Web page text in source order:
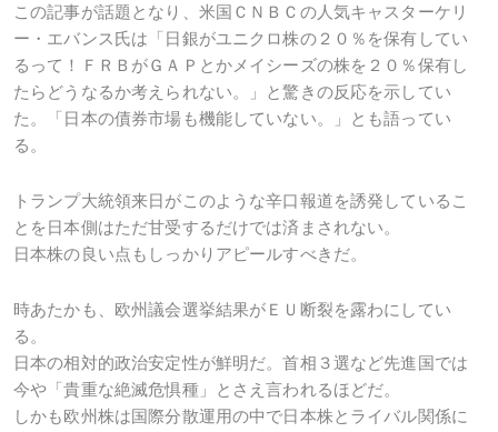
この記事が話題となり、米国ＣＮＢＣの人気キャスターケリ
ー・エバンス氏は「日銀がユニクロ株の２０％を保有してい
るって！ＦＲＢがＧＡＰとかメイシーズの株を２０％保有し
たらどうなるか考えられない。」と驚きの反応を示してい
た。「日本の債券市場も機能していない。」とも語ってい
る。
トランプ大統領来日がこのような辛口報道を誘発しているこ
とを日本側はただ甘受するだけでは済まされない。
日本株の良い点もしっかりアピールすべきだ。
時あたかも、欧州議会選挙結果がＥＵ断裂を露わにしてい
る。
日本の相対的政治安定性が鮮明だ。首相３選など先進国では
今や「貴重な絶滅危惧種」とさえ言われるほどだ。
しかも欧州株は国際分散運用の中で日本株とライバル関係に